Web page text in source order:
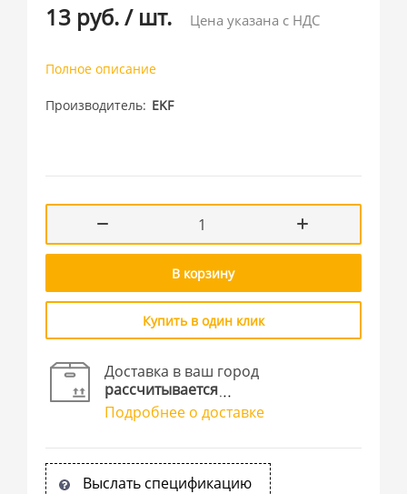
13 руб./ шт. Цена указана с НДС
Полное описание
Производитель EKF
В корзину
Купить в один клик
Доставка в ваш город
рассчитывается
Подробнее о доставке
Выслать спецификацию